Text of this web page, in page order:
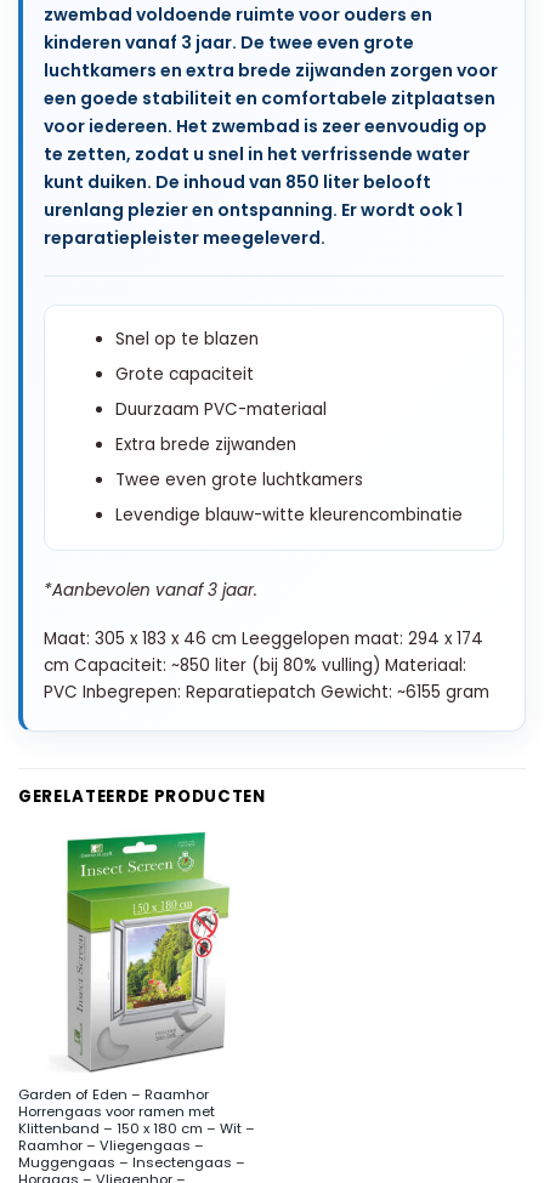
zwembad voldoende ruimte voor ouders en
kinderen vanaf 3 jaar. De twee even grote
luchtkamers en extra brede zijwanden zorgen voor
een goede stabiliteit en comfortabele zitplaatsen
voor iedereen. Het zwembad is zeer eenvoudig op
te zetten, zodat u snel in het verfrissende water
kunt duiken. De inhoud van 850 liter belooft
urenlang plezier en ontspanning. Er wordt ook 1
reparatiepleister meegeleverd.
Snel op te blazen
Grote capaciteit
Duurzaam PVC-materiaal
Extra brede zijwanden
Twee even grote luchtkamers
Levendige blauw-witte kleurencombinatie
*Aanbevolen vanaf 3 jaar.
Maat: 305 x 183 x 46 cm Leeggelopen maat: 294 x 174
cm Capaciteit: ~850 liter (bij 80% vulling) Materiaal:
PVC Inbegrepen: Reparatiepatch Gewicht: ~6155 gram
GERELATEERDE PRODUCTEN
Garden of Eden – Raamhor
Horrengaas voor ramen met
Klittenband – 150 x 180 cm – Wit –
Raamhor – Vliegengaas –
Muggengaas – Insectengaas –